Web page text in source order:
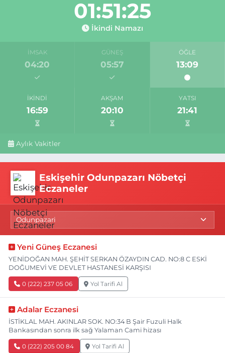
01:51:24
İkindi Namazı
İMSAK
04:20
GÜNEŞ
05:57
ÖĞLE
13:09
İKINDI
16:59
AKŞAM
20:10
YATSI
21:41
Aylık Vakitler
Eskişehir Odunpazarı Nöbetçi
Eczaneler
Yeni Güneş Eczanesi
YENİDOĞAN MAH. ŞEHİT SERKAN ÖZAYDIN CAD. NO:8 C ESKİ
DOĞUMEVİ VE DEVLET HASTANESİ KARŞISI
0 (222) 237 05 06 Yol Tarifi Al
Adalar Eczanesi
İSTİKLAL MAH. AKINLAR SOK. NO:34 B Şair Fuzuli Halk
Bankasından sonra ilk sağ Yalaman Cami hizası
0 (222) 205 00 84 Yol Tarifi Al